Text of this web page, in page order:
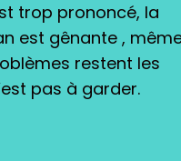
trop prononcé, la
est gênante ,
restent les
pas à garder.